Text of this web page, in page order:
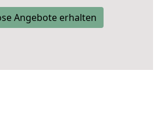
Angebote erhalten